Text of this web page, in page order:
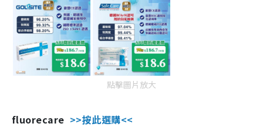
點擊圖片放大
fluorecare >>按此選購<<